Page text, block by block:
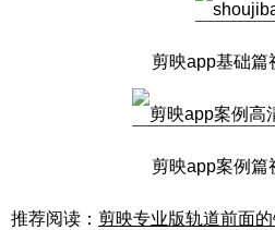
剪映app基础篇
剪映app案例篇
推荐阅读： 剪映专业版轨道前面